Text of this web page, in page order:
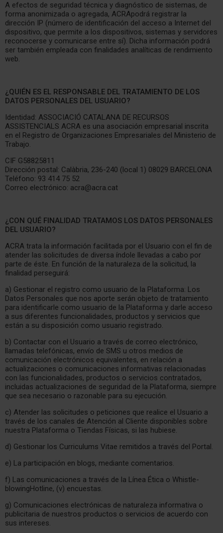
A efectos de seguridad técnica y diagnóstico de sistemas, de
forma anonimizada o agregada, ACRApodrá registrar la
dirección IP (número de identificación del acceso a Internet del
dispositivo, que permite a los dispositivos, sistemas y servidores
reconocerse y comunicarse entre sí). Dicha información podrá
ser también empleada con finalidades analíticas de rendimiento
web.
¿QUIÉN ES EL RESPONSABLE DEL TRATAMIENTO DE LOS
DATOS PERSONALES DEL USUARIO?
Identidad: ASSOCIACIÓ CATALANA DE RECURSOS
ASSISTENCIALS ACRA es una asociación empresarial inscrita
en el Registro de Organizaciones Empresariales del Ministerio de
Trabajo.
CIF G58825811
Dirección postal: Calàbria, 236-240 (local 1) 08029 BARCELONA
Teléfono: 93 414 75 52
Correo electrónico: acra@acra.cat
¿CON QUÉ FINALIDAD TRATAMOS LOS DATOS PERSONALES
DEL USUARIO?
ACRA trata la información facilitada por el Usuario con el fin de
atender las solicitudes de diversa índole llevadas a cabo por
parte de éste. En función de la naturaleza de la solicitud, la
finalidad perseguirá:
a) Gestionar el registro como usuario de la Plataforma: Los
Datos Personales que nos aporte serán objeto de tratamiento
para identificarle como usuario de la Plataforma y darle acceso
a sus diferentes funcionalidades, productos y servicios que
están a su disposición como usuario registrado.
b) Contactar con el Usuario a través de correo electrónico,
llamadas telefónicas, envío de SMS u otros medios de
comunicación electrónicos equivalentes, en relación a
actualizaciones o comunicaciones informativas relacionadas
con las funcionalidades, productos o servicios contratados,
incluidas actualizaciones de seguridad de la Plataforma, siempre
que sea necesario o razonable para su ejecución.
c) Atender las solicitudes o peticiones que realice el Usuario a
través de los canales de Atención al Cliente disponibles sobre
nuestra Plataforma o Tiendas Físicas, si las hubiese.
d) Gestionar los Curriculums Vitae remitidos a través del Portal.
e) La participación en blogs, mediante comentarios.
f) Las comunicaciones a través de la Línea Ética o Whistle-
blowingHotline, (v) encuestas.
g) Comunicaciones electrónicas de naturaleza informativa o
publicitaria de nuestros productos o servicios de acuerdo con
sus intereses.